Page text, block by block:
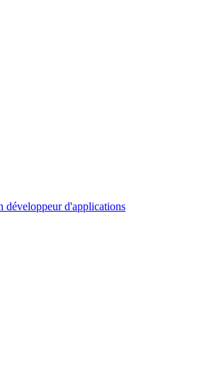
développeur d'applications